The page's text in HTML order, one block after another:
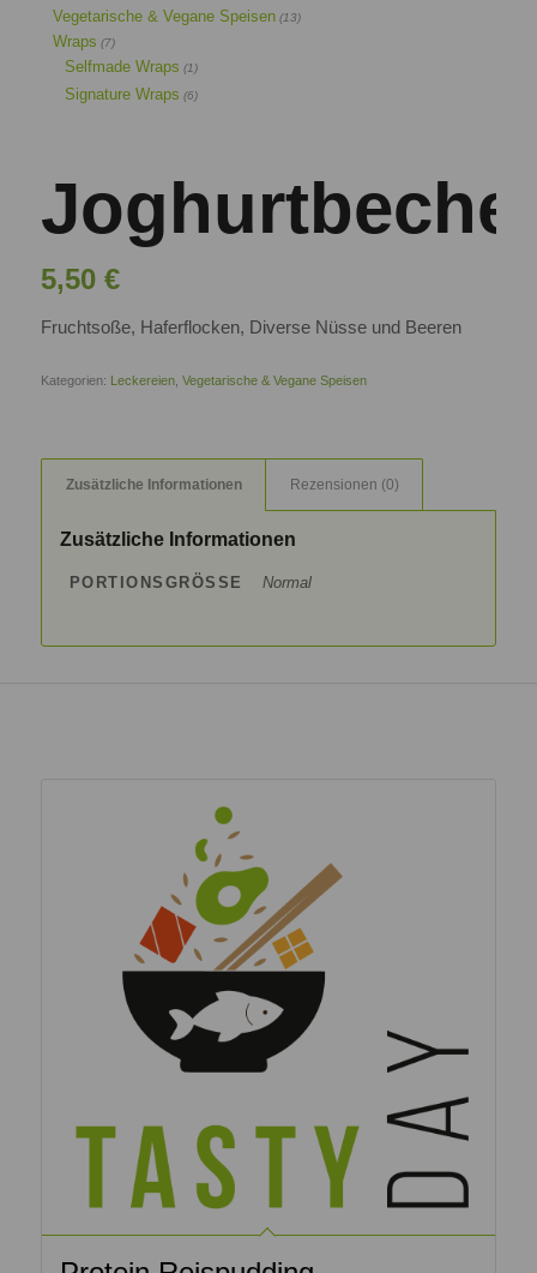
Vegetarische & Vegane Speisen (13)
Wraps (7)
Selfmade Wraps (1)
Signature Wraps (6)
5,50 €
Fruchtsoße, Haferflocken, Diverse Nüsse und Beeren
Kategorien: Leckereien, Vegetarische & Vegane Speisen
Zusätzliche Informationen Rezensionen (0)
Zusätzliche Informationen
PORTIONSGRÖSSE Normal